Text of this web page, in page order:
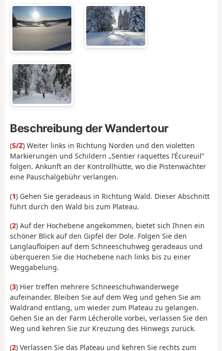
Beschreibung der Wandertour
(S/Z) Weiter links in Richtung Norden und den violetten
Markierungen und Schildern „Sentier raquettes l’Écureuil”
folgen. Ankunft an der Kontrollhütte, wo die Pistenwächter
eine Pauschalgebühr verlangen.
(1) Gehen Sie geradeaus in Richtung Wald. Dieser Abschnitt
führt durch den Wald bis zum Plateau.
(2) Auf der Hochebene angekommen, bietet sich Ihnen ein
schöner Blick auf den Gipfel der Dole. Folgen Sie den
Langlaufloipen auf dem Schneeschuhweg geradeaus und
überqueren Sie die Hochebene nach links bis zu einer
Weggabelung.
(3) Hier treffen mehrere Schneeschuhwanderwege
aufeinander. Bleiben Sie auf dem Weg und gehen Sie am
Waldrand entlang, um wieder zum Plateau zu gelangen.
Gehen Sie an der Farm Lécherolle vorbei, verlassen Sie den
Weg und kehren Sie zur Kreuzung des Hinwegs zurück.
(2) Verlassen Sie das Plateau und kehren Sie rechts zum